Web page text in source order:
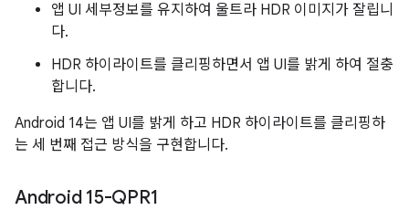
앱 UI 세부정보를 유지하여 울트라 HDR 이미지가 잘립니
다.
HDR 하이라이트를 클리핑하면서 앱 UI를 밝게 하여 절충
합니다.
Android 14는 앱 UI를 밝게 하고 HDR 하이라이트를 클리핑하
는 세 번째 접근 방식을 구현합니다.
Android 15-QPR1